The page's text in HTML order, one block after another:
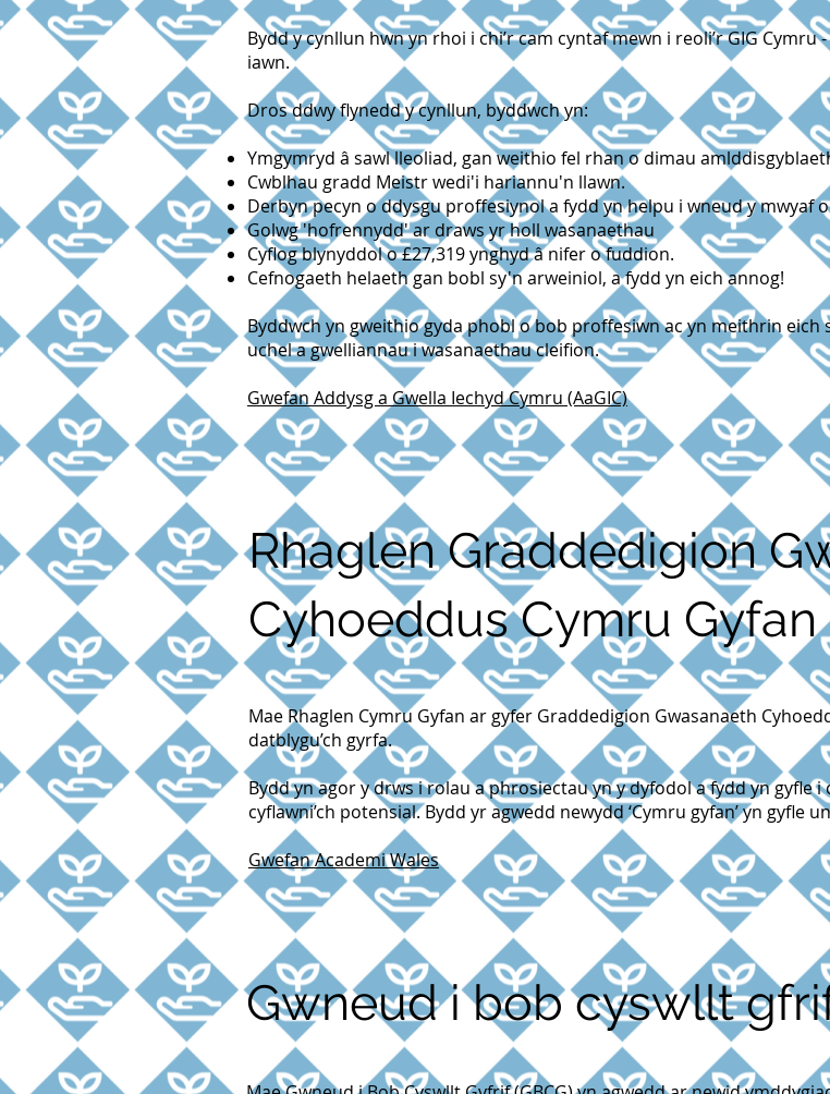
Bydd y cynllun hwn yn rhoi i chi’r cam cyntaf mewn i reoli’r GIG
iawn.
Dros ddwy flynedd y cynllun, byddwch yn:
Ymgymryd â sawl lleoliad, gan weithio fel rhan o dimau
Cwblhau gradd Meistr wedi'i hariannu'n llawn.
Derbyn pecyn o ddysgu proffesiynol a fydd yn helpu i wneud y mwyaf
Golwg 'hofrennydd' ar draws yr holl wasanaethau
Cyflog blynyddol o £27,319 ynghyd â nifer o fuddion.
Cefnogaeth helaeth gan bobl sy'n arweiniol, a fydd yn eich annog!
Byddwch yn gweithio gyda phobl o bob proffesiwn ac yn meithrin
uchel a gwelliannau i wasanaethau cleifion.
Gwefan Addysg a Gwella Iechyd Cymru (AaGIC)
Rhaglen Graddedigion
Cyhoeddus Cymru Gyfan
Mae Rhaglen Cymru Gyfan ar gyfer Graddedigion Gwasanaeth
datblygu’ch gyrfa.
Bydd yn agor y drws i rolau a phrosiectau yn y dyfodol a fydd yn gyfle
cyflawni’ch potensial. Bydd yr agwedd newydd ‘Cymru gyfan’ yn
Gwefan Academi Wales
Gwneud i bob cyswllt